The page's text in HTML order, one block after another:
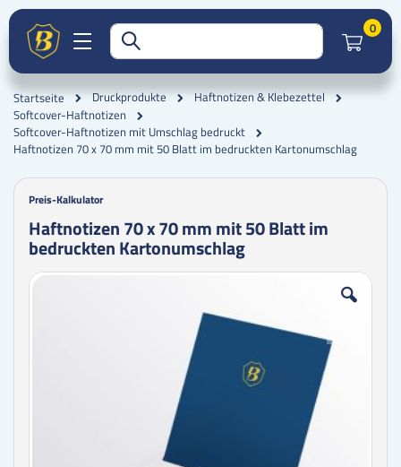
0
Startseite Druckprodukte
Haftnotizen & Klebezettel
Softcover-Haftnotizen
Softcover-Haftnotizen mit Umschlag bedruckt
Haftnotizen 70 x 70 mm mit 50 Blatt im bedruckten Kartonumschlag
Preis-Kalkulator
Haftnotizen 70 x 70 mm mit 50 Blatt im
bedruckten Kartonumschlag
Zum
Zum